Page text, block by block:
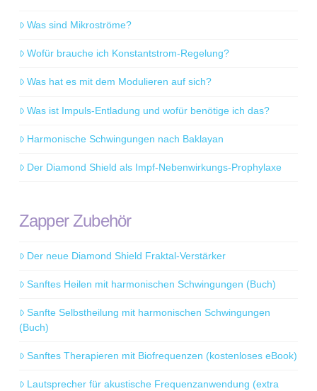
Was sind Mikroströme?
Wofür brauche ich Konstantstrom-Regelung?
Was hat es mit dem Modulieren auf sich?
Was ist Impuls-Entladung und wofür benötige ich das?
Harmonische Schwingungen nach Baklayan
Der Diamond Shield als Impf-Nebenwirkungs-Prophylaxe
Zapper Zubehör
Der neue Diamond Shield Fraktal-Verstärker
Sanftes Heilen mit harmonischen Schwingungen (Buch)
Sanfte Selbstheilung mit harmonischen Schwingungen
(Buch)
Sanftes Therapieren mit Biofrequenzen (kostenloses eBook)
Lautsprecher für akustische Frequenzanwendung (extra